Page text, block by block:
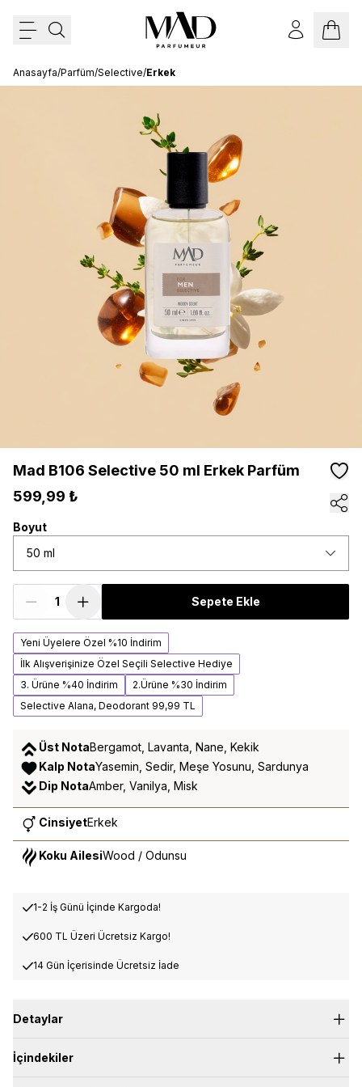
Anasayfa/Parfüm/Selective/Erkek
Mad B106 Selective 50 ml Erkek Parfüm
599,99 ₺
Boyut
50 ml
Sepete Ekle
Yeni Üyelere Özel %10 İndirim
İlk Alışverişinize Özel Seçili Selective Hediye
3. Ürüne %40 İndirim
2.Ürüne %30 İndirim
Selective Alana, Deodorant 99,99 TL
Üst NotaBergamot, Lavanta, Nane, Kekik
Kalp NotaYasemin, Sedir, Meşe Yosunu, Sardunya
Dip NotaAmber, Vanilya, Misk
CinsiyetErkek
Koku AilesiWood / Odunsu
1-2 İş Günü İçinde Kargoda!
600 TL Üzeri Ücretsiz Kargo!
14 Gün İçerisinde Ücretsiz İade
Detaylar
Kalp Nota:
Dip Nota:Amber, Vanilya, Misk
İçindekiler